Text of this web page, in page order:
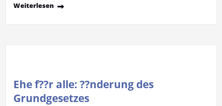
Weiterlesen
Ehe f??r alle: ??nderung des
Grundgesetzes